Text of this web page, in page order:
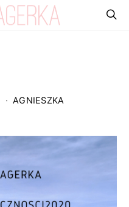
AGNIESZKA